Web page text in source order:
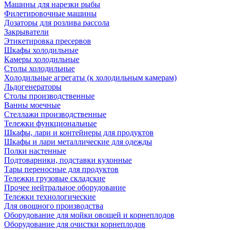
Машины для нарезки рыбы
Филетировочные машины
Дозаторы для розлива рассола
Закрыватели
Этикетировка пресервов
Шкафы холодильные
Камеры холодильные
Столы холодильные
Холодильные агрегаты (к холодильным камерам)
Льдогенераторы
Столы производственные
Ванны моечные
Стеллажи производственные
Тележки функциональные
Шкафы, лари и контейнеры для продуктов
Шкафы и лари металлические для одежды
Полки настенные
Подтоварники, подставки кухонные
Тары переносные для продуктов
Тележки грузовые складские
Прочее нейтральное оборудование
Тележки технологические
Для овощного производства
Оборудование для мойки овощей и корнеплодов
Оборудование для очистки корнеплодов